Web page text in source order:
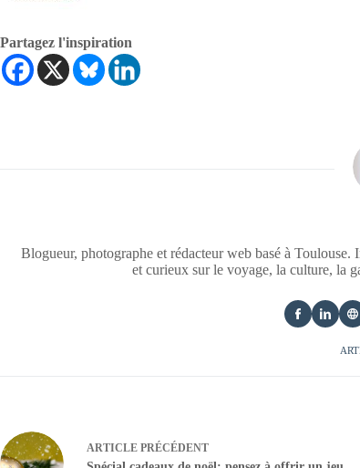
Partagez l'inspiration
Blogueur, photographe et rédacteur web basé à
et curieux sur le voyage, la culture, la
ARTICLE PRÉCÉDENT